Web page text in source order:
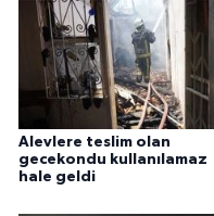
Alevlere teslim olan
gecekondu kullanılamaz
hale geldi